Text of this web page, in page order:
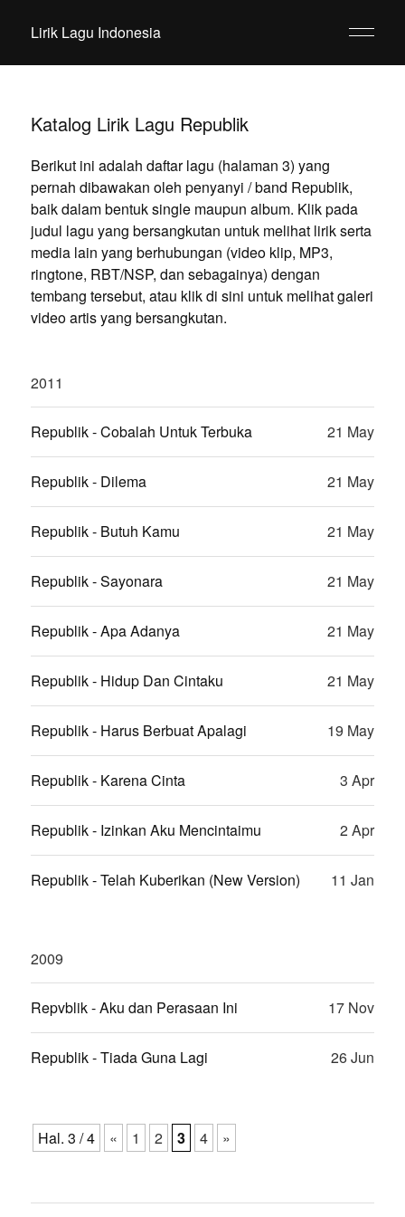
Lirik Lagu Indonesia
Katalog Lirik Lagu Republik
Berikut ini adalah daftar lagu (halaman 3) yang
pernah dibawakan oleh penyanyi / band Republik,
baik dalam bentuk single maupun album. Klik pada
judul lagu yang bersangkutan untuk melihat lirik serta
media lain yang berhubungan (video klip, MP3,
ringtone, RBT/NSP, dan sebagainya) dengan
tembang tersebut, atau klik di sini untuk melihat galeri
video artis yang bersangkutan.
2011
Republik - Cobalah Untuk Terbuka 21 May
Republik - Dilema 21 May
Republik - Butuh Kamu 21 May
Republik - Sayonara 21 May
Republik - Apa Adanya 21 May
Republik - Hidup Dan Cintaku 21 May
Republik - Harus Berbuat Apalagi 19 May
Republik - Karena Cinta 3 Apr
Republik - Izinkan Aku Mencintaimu 2 Apr
Republik - Telah Kuberikan (New Version) 11 Jan
2009
Repvblik - Aku dan Perasaan Ini 17 Nov
Republik - Tiada Guna Lagi 26 Jun
Hal. 3 / 4 « 1 2 3 4 »